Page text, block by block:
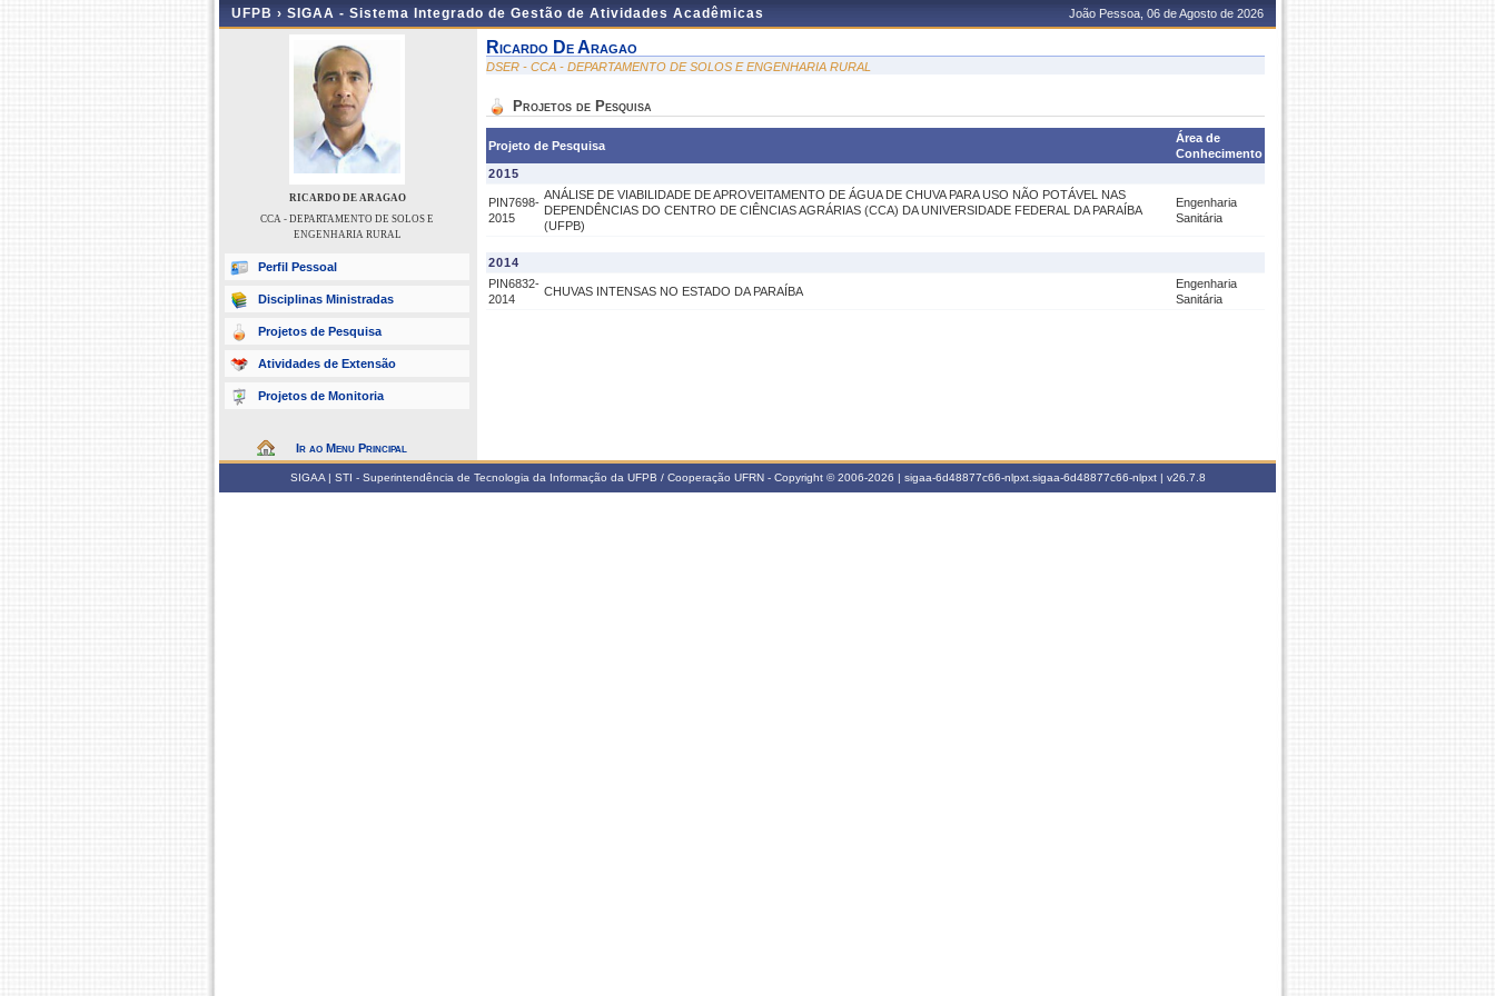
UFPB › SIGAA - Sistema Integrado de Gestão de Atividades Acadêmicas João Pessoa, 06 de Agosto de 2026
RICARDO DE ARAGAO
CCA - DEPARTAMENTO DE SOLOS E
ENGENHARIA RURAL
Perfil Pessoal
Disciplinas Ministradas
Projetos de Pesquisa
Atividades de Extensão
Projetos de Monitoria
Ir ao Menu Principal
Ricardo De Aragao
DSER - CCA - DEPARTAMENTO DE SOLOS E ENGENHARIA RURAL
Projetos de Pesquisa
Projeto de Pesquisa
Área de
Conhecimento
2015
PIN7698-
2015
ANÁLISE DE VIABILIDADE DE APROVEITAMENTO DE ÁGUA DE CHUVA PARA USO NÃO POTÁVEL NAS
DEPENDÊNCIAS DO CENTRO DE CIÊNCIAS AGRÁRIAS (CCA) DA UNIVERSIDADE FEDERAL DA PARAÍBA
(UFPB)
Engenharia
Sanitária
2014
PIN6832-
2014
CHUVAS INTENSAS NO ESTADO DA PARAÍBA
Engenharia
Sanitária
SIGAA | STI - Superintendência de Tecnologia da Informação da UFPB / Cooperação UFRN - Copyright © 2006-2026 | sigaa-6d48877c66-nlpxt.sigaa-6d48877c66-nlpxt | v26.7.8